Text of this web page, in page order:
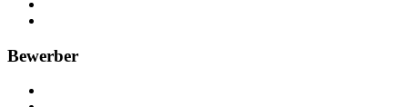
Bewerber